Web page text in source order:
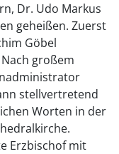
Dr. Udo Markus
geheißen. Zuerst
Göbel
großem
stellvertretend
Worten in der
Erzbischof mit